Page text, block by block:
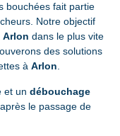
bouchées fait partie
Notre objectif
Arlon dans le plus vite
des solutions
à Arlon.
et un débouchage
le passage de